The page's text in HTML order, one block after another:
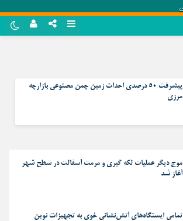
پیشرفت ۵۰ درصدی احداث زمین چمن مصنوعی بازارچه
مرزی
موج دیگر عملیات لکه گیری و مرمت آسفالت در سطح شهر
آغاز شد
تمامی ایستگاه‌های آتش‌نشانی خوی به تجهیزات نوین